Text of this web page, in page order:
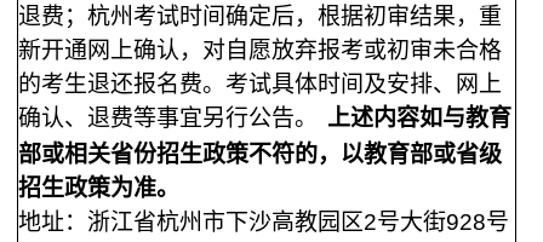
退费；杭州考试时间确定后，根据初审结果，重
新开通网上确认，对自愿放弃报考或初审未合格
的考生退还报名费。考试具体时间及安排、网上
确认、退费等事宜另行公告。
上述内容如与教育
部或相关省份招生政策不符的，以教育部或省级
招生政策为准。
地址：浙江省杭州市下沙高教园区2号大街928号